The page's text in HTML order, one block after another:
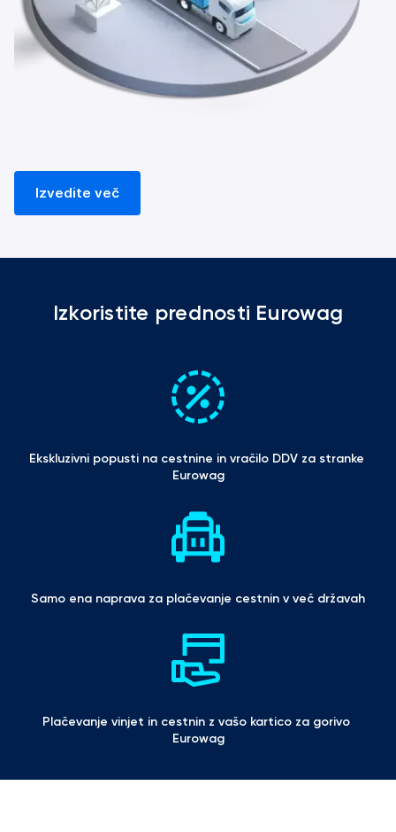
Izvedite več
Izkoristite prednosti Eurowag
Ekskluzivni popusti na cestnine in vračilo DDV za stranke
Eurowag
Samo ena naprava za plačevanje cestnin v več državah
Plačevanje vinjet in cestnin z vašo kartico za gorivo
Eurowag